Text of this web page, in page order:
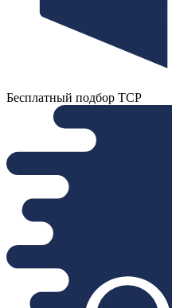
Бесплатный подбор ТСР